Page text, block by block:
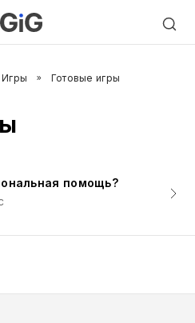
Игры Готовые игры
помощь?